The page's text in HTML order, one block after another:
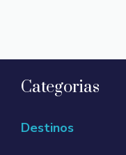
Categorias
Destinos